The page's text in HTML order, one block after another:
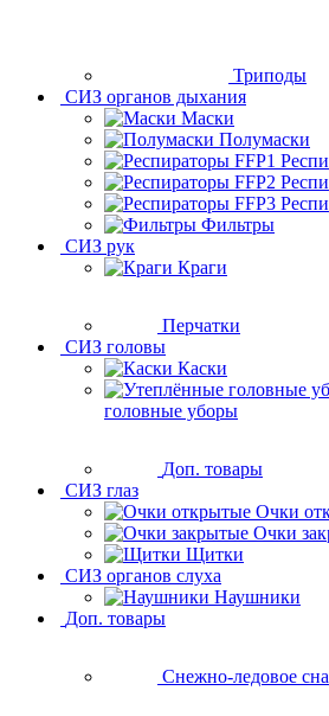
Триподы
СИЗ органов дыхания
Маски
Полумаски
Фильтры
СИЗ рук
Краги
Перчатки
СИЗ головы
Каски
головные уборы
Доп. товары
СИЗ глаз
Очки
Очки
Щитки
СИЗ органов слуха
Наушники
Доп. товары
Снежно-ледовое